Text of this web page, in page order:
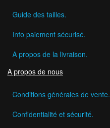
Guide des tailles.
Info paiement sécurisé.
A propos de la livraison.
A propos de nous
Conditions générales de vente.
Confidentialité et sécurité.